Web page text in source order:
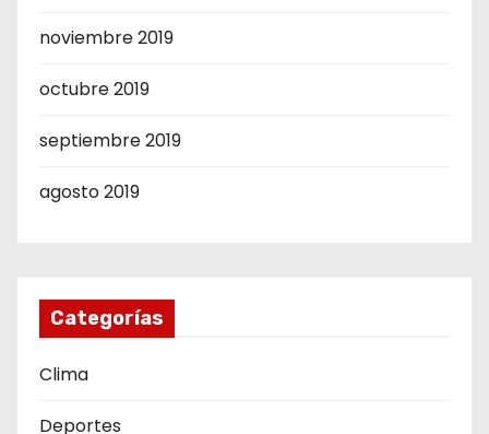
noviembre 2019
octubre 2019
septiembre 2019
agosto 2019
Categorías
Clima
Deportes